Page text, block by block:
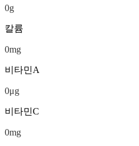
0g
칼륨
0mg
비타민A
0μg
비타민C
0mg